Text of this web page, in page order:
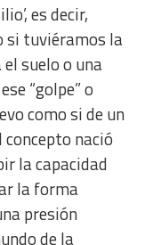
es decir,
si tuviéramos la
suelo o una
“golpe” o
como si de un
nació
la capacidad
la forma
presión
de la
or combinations